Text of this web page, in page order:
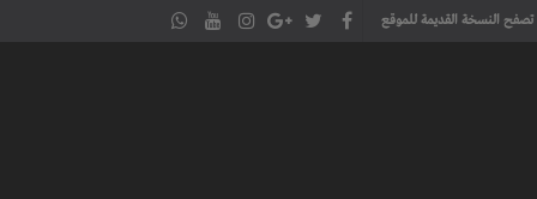
تصفح النسخة القديمة للموقع